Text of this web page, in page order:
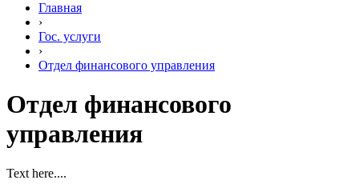
Главная
›
Гос. услуги
›
Отдел финансового управления
Отдел финансового
управления
Text here....